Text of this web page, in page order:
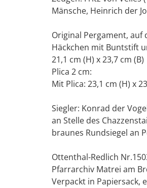
Mänsche, Heinrich der
Original Pergament, auf
Häckchen mit Buntstift
21,1 cm (H) x 23,7 cm (B)
Plica 2 cm:
Mit Plica: 23,1 cm (H) x
Siegler: Konrad der
an Stelle des
braunes Rundsiegel an
Ottenthal-Redlich
Pfarrarchiv Matrei am
Verpackt in Papiersack,